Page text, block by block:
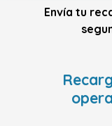
Envía tu